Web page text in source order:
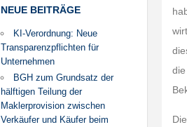
NEUE BEITRÄGE
KI-Verordnung: Neue
Transparenzpflichten für
Unternehmen
BGH zum Grundsatz der
hälftigen Teilung der
Maklerprovision zwischen
Verkäufer und Käufer beim